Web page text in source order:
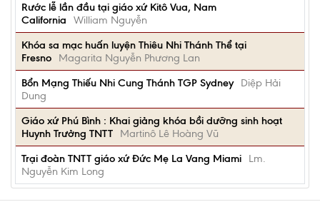
Rước lễ lần đầu tại giáo xứ Kitô Vua, Nam
California
William Nguyễn
Khóa sa mạc huấn luyện Thiêu Nhi Thánh Thể tại
Fresno
Magarita Nguyễn Phương Lan
Bổn Mạng Thiếu Nhi Cung Thánh TGP Sydney
Diệp Hải
Dung
Giáo xứ Phú Bình : Khai giảng khóa bồi dưỡng sinh hoạt
Huynh Trưởng TNTT
Martinô Lê Hoàng Vũ
Trại đoàn TNTT giáo xứ Đức Mẹ La Vang Miami
Lm.
Nguyễn Kim Long